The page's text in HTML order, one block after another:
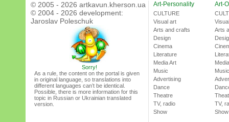
© 2005 - 2026 artkavun.kherson.ua
© 2004 - 2026 development:
Jaroslav Poleschuk
Sorry!
As a rule, the content on the portal is given
in original language, so translations into
different languages can’t be identical.
Possible, there is more information for this
topic in Russian or Ukrainian translated
version.
Art-Personality
CULTURE
Visual art
Arts and crafts
Design
Cinema
Literature
Media Art
Music
Advertising
Dance
Theatre
TV, radio
Show
Art-
Arts
Music
TV,
Show